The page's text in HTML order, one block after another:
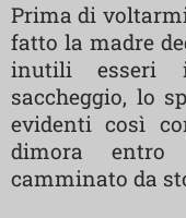
Prima di
fatto la madre
inutili
saccheggio, lo
evidenti così
dimora
camminato da